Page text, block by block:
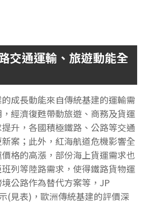
交通運輸、旅遊動能全
成長動能來自傳統基建的運輸需
經濟復甦帶動旅遊、商務及貨運
升，各國積極鐵路、公路等交通
案；此外，紅海航道危機影響全
格的高漲，部份海上貨運需求也
列等陸路需求，使得鐵路貨物運
公路作為替代方案等，JP
(見表)，歐洲傳統基建的評價深